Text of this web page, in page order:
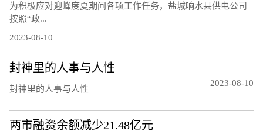
为积极应对迎峰度夏期间各项工作任务，盐城响水县供电公司
按照“政...
2023-08-10
封神里的人事与人性
封神里的人事与人性
2023-08-10
两市融资余额减少21.48亿元